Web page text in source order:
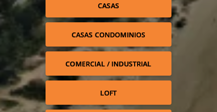
CASAS
CASAS CONDOMINIOS
COMERCIAL / INDUSTRIAL
LOFT